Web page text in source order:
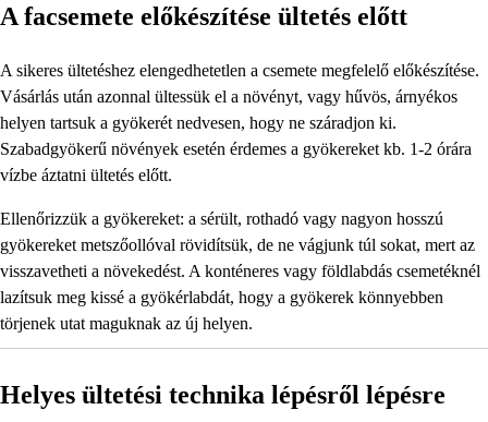
A facsemete előkészítése ültetés előtt
A sikeres ültetéshez elengedhetetlen a csemete megfelelő előkészítése.
Vásárlás után azonnal ültessük el a növényt, vagy hűvös, árnyékos
helyen tartsuk a gyökerét nedvesen, hogy ne száradjon ki.
Szabadgyökerű növények esetén érdemes a gyökereket kb. 1-2 órára
vízbe áztatni ültetés előtt.
Ellenőrizzük a gyökereket: a sérült, rothadó vagy nagyon hosszú
gyökereket metszőollóval rövidítsük, de ne vágjunk túl sokat, mert az
visszavetheti a növekedést. A konténeres vagy földlabdás csemetéknél
lazítsuk meg kissé a gyökérlabdát, hogy a gyökerek könnyebben
törjenek utat maguknak az új helyen.
Helyes ültetési technika lépésről lépésre